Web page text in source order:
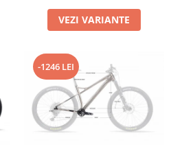
VEZI VARIANTE
-1246 LEI